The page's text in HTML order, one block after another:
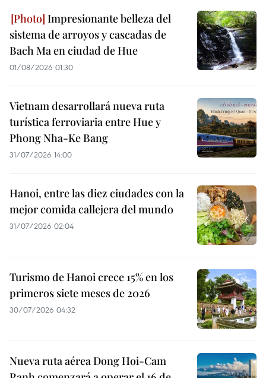
Impresionante belleza del
sistema de arroyos y cascadas de
Bach Ma en ciudad de Hue
01/08/2026 01:30
Vietnam desarrollará nueva ruta
turística ferroviaria entre Hue y
Phong Nha-Ke Bang
31/07/2026 14:00
Hanoi, entre las diez ciudades con la
mejor comida callejera del mundo
31/07/2026 02:04
Turismo de Hanoi crece 15% en los
primeros siete meses de 2026
30/07/2026 04:32
Nueva ruta aérea Dong Hoi-Cam